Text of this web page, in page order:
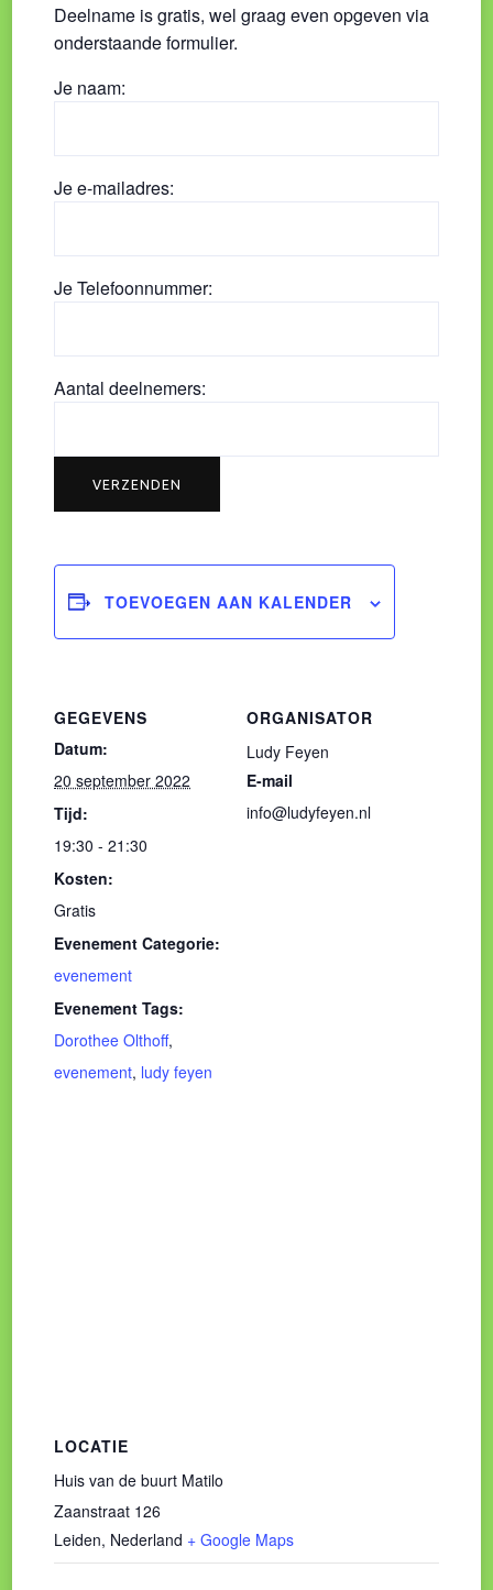
Deelname is gratis, wel graag even opgeven via
onderstaande formulier.
Je naam:
Je e-mailadres:
Je Telefoonnummer:
Aantal deelnemers:
TOEVOEGEN AAN KALENDER
GEGEVENS
Datum:
20 september 2022
Tijd:
19:30 - 21:30
Kosten:
Gratis
Evenement Categorie:
evenement
Evenement Tags:
Dorothee Olthoff,
evenement, ludy feyen
ORGANISATOR
Ludy Feyen
E-mail
info@ludyfeyen.nl
LOCATIE
Huis van de buurt Matilo
Zaanstraat 126
Leiden, Nederland + Google Maps